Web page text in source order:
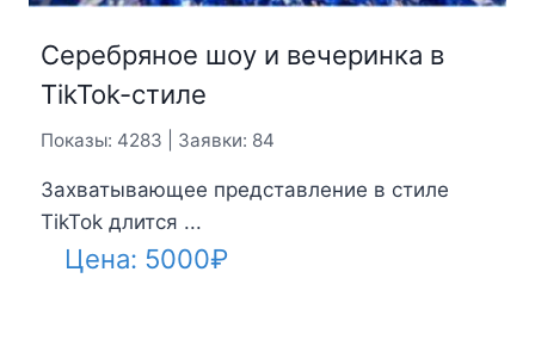
Серебряное шоу и вечеринка в
TikTok-стиле
Показы: 4283 | Заявки: 84
Захватывающее представление в стиле
TikTok длится ...
Цена: 5000₽